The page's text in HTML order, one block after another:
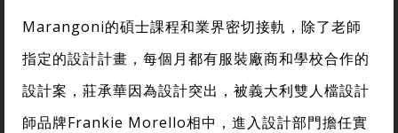
Marangoni的碩士課程和業界密切接軌，除了老師
指定的設計計畫，每個月都有服裝廠商和學校合作的
設計案，莊承華因為設計突出，被義大利雙人檔設計
師品牌Frankie Morello相中，進入設計部門擔任實